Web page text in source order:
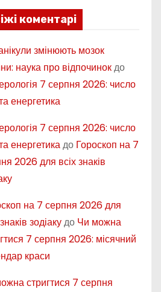
коментарі
змінюють мозок
наука про відпочинокдо
7 серпня 2026: число
енергетика
7 серпня 2026: число
енергетикадо Гороскоп на 7
2026 для всіх знаків
на 7 серпня 2026 для
зодіакудо Чи можна
7 серпня 2026: місячний
краси
стригтися 7 серпня